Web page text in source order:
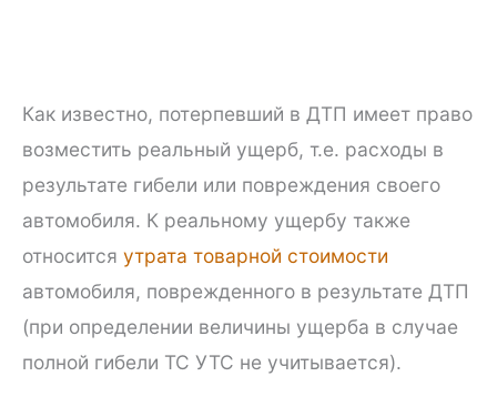
Как известно, потерпевший в ДТП имеет право
возместить реальный ущерб, т.е. расходы в
результате гибели или повреждения своего
автомобиля. К реальному ущербу также
относится утрата товарной стоимости
автомобиля, поврежденного в результате ДТП
(при определении величины ущерба в случае
полной гибели ТС УТС не учитывается).